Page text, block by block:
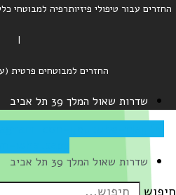
החזרים עבור טיפולי פיזיותרפיה למבוטחי
החזרים למבוטחים פרטית
שדרות שאול המלך 39 תל אביב
שדרות שאול המלך 39 תל אביב